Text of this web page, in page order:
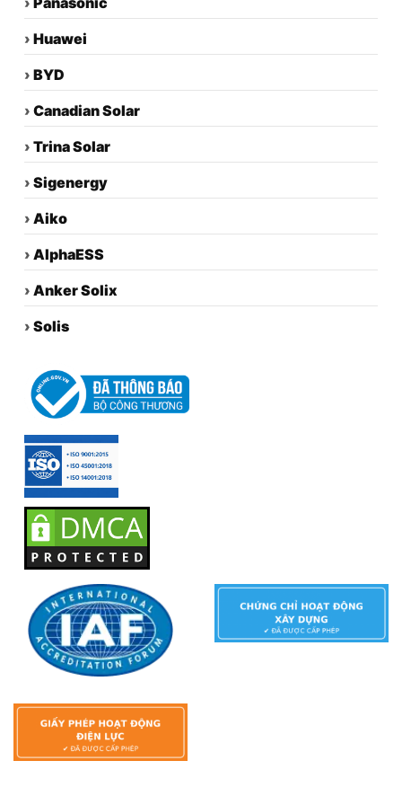
› Huawei
› BYD
› Canadian Solar
› Trina Solar
› Sigenergy
› Aiko
› AlphaESS
› Anker Solix
› Solis